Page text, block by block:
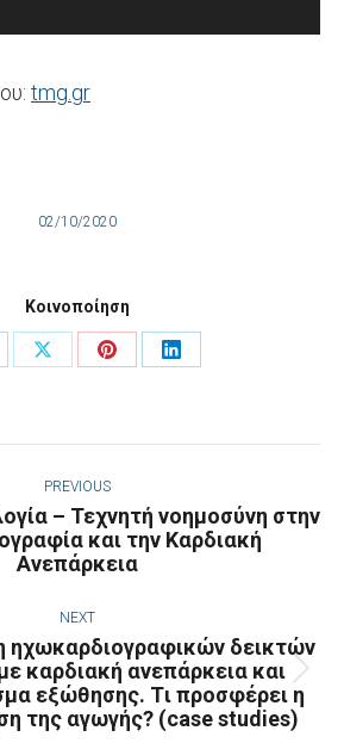
tmg.gr
02/10/2020
Κοινοποίηση
Share
Share
Share
PREVIOUS
Previous
post:
– Τεχνητή νοημοσύνη στην
και την Καρδιακή
Ανεπάρκεια
NEXT
Next
post:
ηχωκαρδιογραφικών δεικτών
καρδιακή ανεπάρκεια και
εξώθησης. Tι προσφέρει η
της αγωγής? (case studies)